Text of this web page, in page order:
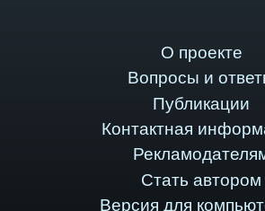
О проекте
Вопросы и
Публикации
Контактная
Стать автором
Версия для